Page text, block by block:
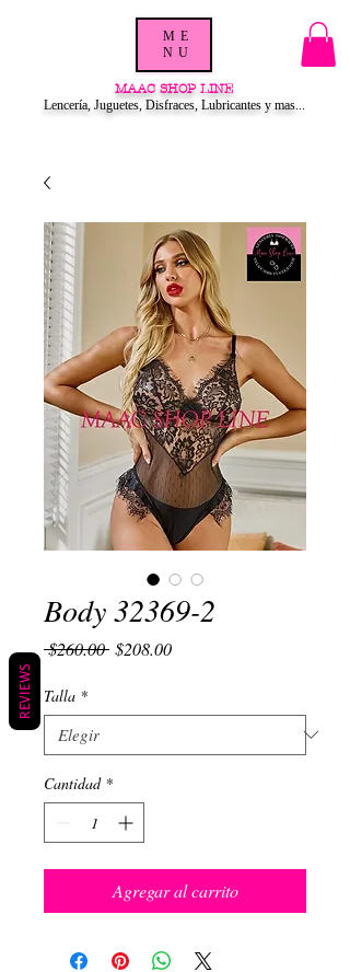
MAAC SHOP LINE
Lencería, Juguetes, Disfraces, Lubricantes y mas...
ME
NU
Body 32369-2
$260.00 Precio
$208.00Precio de oferta
Talla *
Cantidad *
Agregar al carrito
REVIEWS